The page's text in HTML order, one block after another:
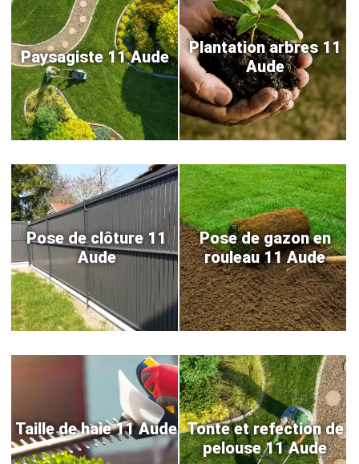
Paysagiste 11 Aude
Plantation arbres 11
Aude
Pose de clôture 11
Aude
Pose de gazon en
rouleau 11 Aude
Taille de haie 11 Aude Tonte et refection de
pelouse 11 Aude